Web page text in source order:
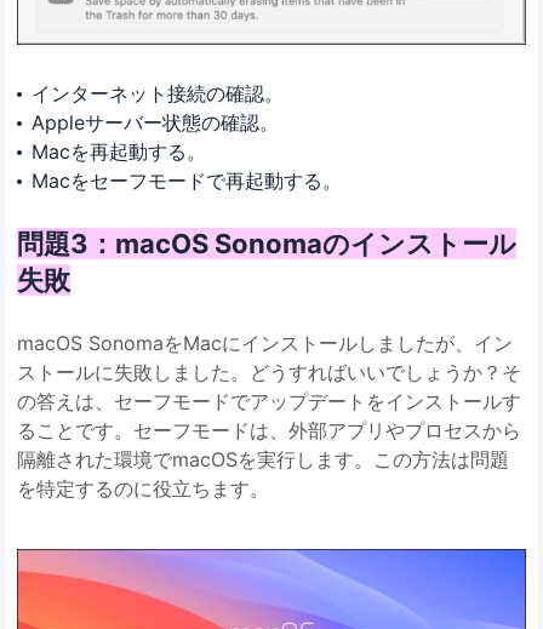
インターネット接続の確認。
Appleサーバー状態の確認。
Macを再起動する。
Macをセーフモードで再起動する。
問題3：macOS Sonomaのインストール
失敗
macOS SonomaをMacにインストールしましたが、イン
ストールに失敗しました。どうすればいいでしょうか？そ
の答えは、セーフモードでアップデートをインストールす
ることです。セーフモードは、外部アプリやプロセスから
隔離された環境でmacOSを実行します。この方法は問題
を特定するのに役立ちます。